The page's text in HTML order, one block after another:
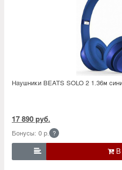
Наушники BEATS SOLO 2 1.36м
17 890 руб.
Бонусы: 0 р. ?
